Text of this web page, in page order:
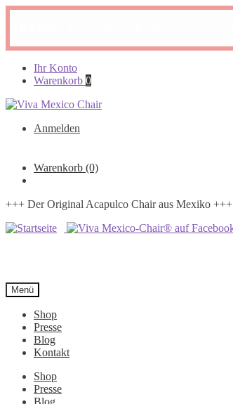
Navigation
Zum
Inhalt
Ihr Konto
Warenkorb 0
Anmelden
Warenkorb (0)
+++ Der Original Acapulco Chair aus Mexiko +++
Menü
Shop
Presse
Blog
Kontakt
Shop
Presse
Blog